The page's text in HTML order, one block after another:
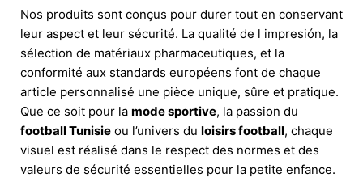
Nos produits sont conçus pour durer tout en conservant
leur aspect et leur sécurité. La qualité de l impresión, la
sélection de matériaux pharmaceutiques, et la
conformité aux standards européens font de chaque
article personnalisé une pièce unique, sûre et pratique.
Que ce soit pour la mode sportive, la passion du
football Tunisie ou l’univers du loisirs football, chaque
visuel est réalisé dans le respect des normes et des
valeurs de sécurité essentielles pour la petite enfance.